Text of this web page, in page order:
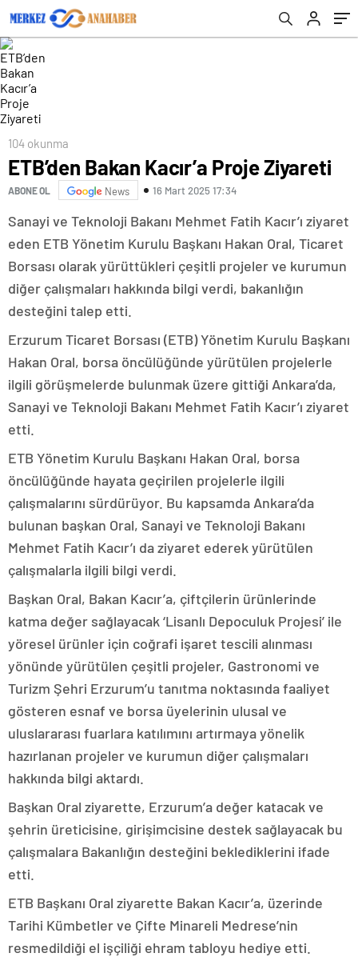
104 okunma
ETB’den Bakan Kacır’a Proje Ziyareti
ABONE OL News 16 Mart 2025 17:34
Sanayi ve Teknoloji Bakanı Mehmet Fatih Kacır’ı ziyaret
eden ETB Yönetim Kurulu Başkanı Hakan Oral, Ticaret
Borsası olarak yürüttükleri çeşitli projeler ve kurumun
diğer çalışmaları hakkında bilgi verdi, bakanlığın
desteğini talep etti.
Erzurum Ticaret Borsası (ETB) Yönetim Kurulu Başkanı
Hakan Oral, borsa öncülüğünde yürütülen projelerle
ilgili görüşmelerde bulunmak üzere gittiği Ankara’da,
Sanayi ve Teknoloji Bakanı Mehmet Fatih Kacır’ı ziyaret
etti.
ETB Yönetim Kurulu Başkanı Hakan Oral, borsa
öncülüğünde hayata geçirilen projelerle ilgili
çalışmalarını sürdürüyor. Bu kapsamda Ankara’da
bulunan başkan Oral, Sanayi ve Teknoloji Bakanı
Mehmet Fatih Kacır’ı da ziyaret ederek yürütülen
çalışmalarla ilgili bilgi verdi.
Başkan Oral, Bakan Kacır’a, çiftçilerin ürünlerinde
katma değer sağlayacak ‘Lisanlı Depoculuk Projesi’ ile
yöresel ürünler için coğrafi işaret tescili alınması
yönünde yürütülen çeşitli projeler, Gastronomi ve
Turizm Şehri Erzurum’u tanıtma noktasında faaliyet
gösteren esnaf ve borsa üyelerinin ulusal ve
uluslararası fuarlara katılımını artırmaya yönelik
hazırlanan projeler ve kurumun diğer çalışmaları
hakkında bilgi aktardı.
Başkan Oral ziyarette, Erzurum’a değer katacak ve
şehrin üreticisine, girişimcisine destek sağlayacak bu
çalışmalara Bakanlığın desteğini beklediklerini ifade
etti.
ETB Başkanı Oral ziyarette Bakan Kacır’a, üzerinde
Tarihi Kümbetler ve Çifte Minareli Medrese’nin
resmedildiği el işçiliği ehram tabloyu hediye etti.